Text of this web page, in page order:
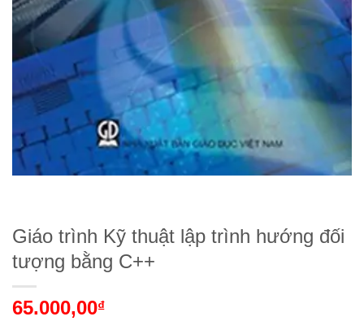
Giáo trình Kỹ thuật lập trình hướng đối
tượng bằng C++
65.000,00₫